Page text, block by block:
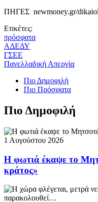
ΠΗΓΕΣ newmoney.gr/
Ετικέτες:
πρόσφατα
ΑΔΕΔΥ
ΓΣΕΕ
Πανελλαδική Απεργία
Πιο Δημοφιλή
Πιο Πρόσφατα
Πιο Δημοφιλή
1 Αυγούστου 2026
Η φωτιά έκαψε το
κράτος»